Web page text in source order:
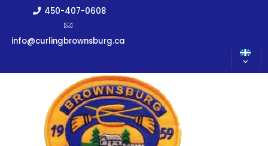
450-407-0608
info@curlingbrownsburg.ca